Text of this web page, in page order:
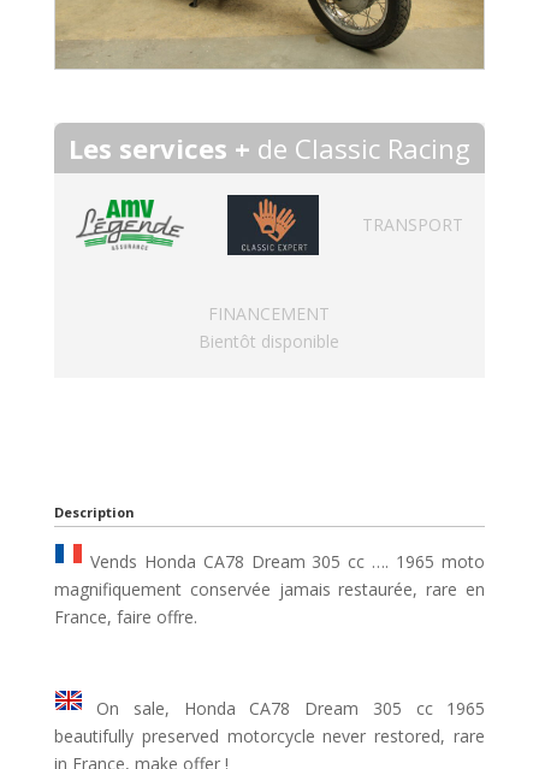
Les services + de Classic Racing
TRANSPORT
FINANCEMENT
Bientôt disponible
Description
Vends Honda CA78 Dream 305 cc …. 1965 moto
magnifiquement conservée jamais restaurée, rare en
France, faire offre.
On sale, Honda CA78 Dream 305 cc 1965
beautifully preserved motorcycle never restored, rare
in France, make offer !